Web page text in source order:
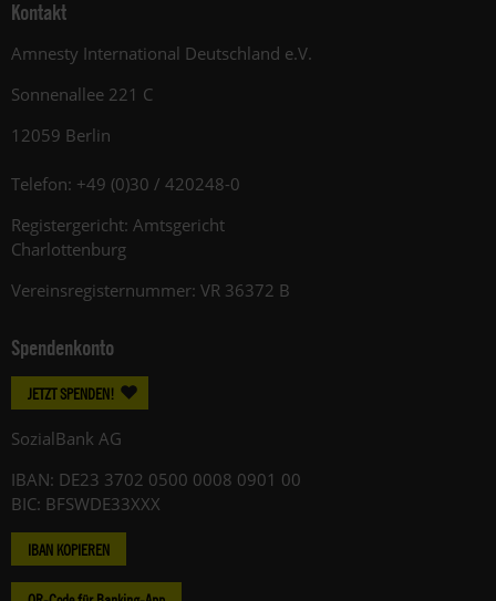
Kontakt
Amnesty International Deutschland e.V.
Sonnenallee 221 C
12059 Berlin
Telefon: +49 (0)30 / 420248-0
Registergericht: Amtsgericht
Charlottenburg
Vereinsregisternummer: VR 36372 B
Spendenkonto
JETZT SPENDEN!
SozialBank AG
IBAN: DE23 3702 0500 0008 0901 00
BIC: BFSWDE33XXX
IBAN KOPIEREN